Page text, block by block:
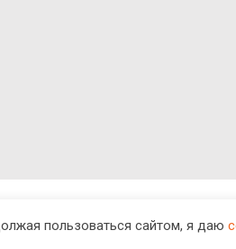
пользоваться сайтом, я даю